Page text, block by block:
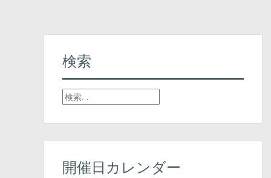
検索
検
索
:
開催日カレンダー